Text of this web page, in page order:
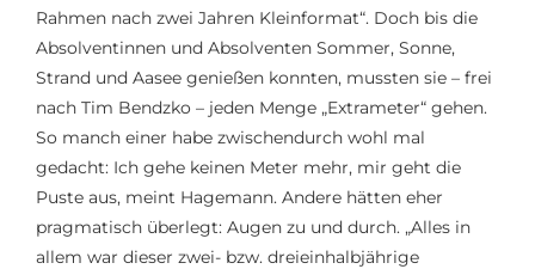
Rahmen nach zwei Jahren Kleinformat“. Doch bis die
Absolventinnen und Absolventen Sommer, Sonne,
Strand und Aasee genießen konnten, mussten sie – frei
nach Tim Bendzko – jeden Menge „Extrameter“ gehen.
So manch einer habe zwischendurch wohl mal
gedacht: Ich gehe keinen Meter mehr, mir geht die
Puste aus, meint Hagemann. Andere hätten eher
pragmatisch überlegt: Augen zu und durch. „Alles in
allem war dieser zwei- bzw. dreieinhalbjährige